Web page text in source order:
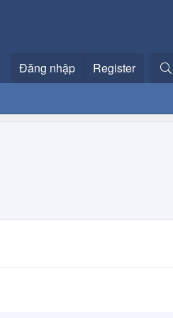
Đăng nhập Register